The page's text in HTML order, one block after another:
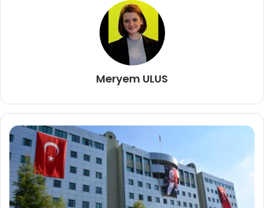
Meryem ULUS